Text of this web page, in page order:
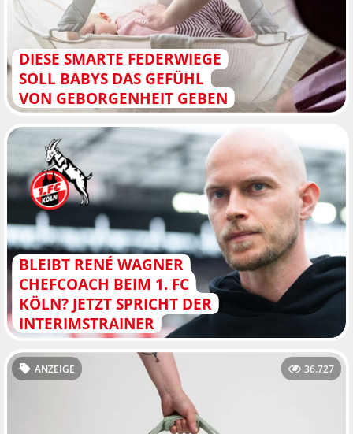
DIESE SMARTE FEDERWIEGE
SOLL BABYS DAS GEFÜHL
VON GEBORGENHEIT GEBEN
BLEIBT RENÉ WAGNER
CHEFCOACH BEIM 1. FC
KÖLN? JETZT SPRICHT DER
INTERIMSTRAINER
ANZEIGE 36.727